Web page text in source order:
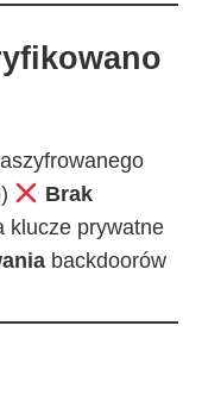
Brak
klucze prywatne
backdoorów